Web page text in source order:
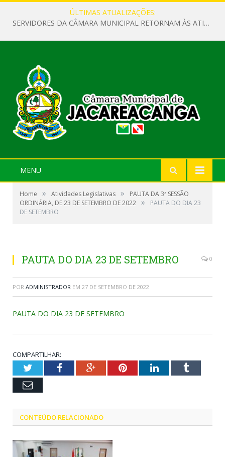
ÚLTIMAS ATUALIZAÇÕES:
SERVIDORES DA CÂMARA MUNICIPAL RETORNAM ÀS ATIVIDADES APÓS O RECESSO PARLAMENTAR
MENU
Home » Atividades Legislativas »
PAUTA DA 3ª SESSÃO
ORDINÁRIA, DE 23 DE SETEMBRO DE 2022 »
PAUTA DO DIA 23
DE SETEMBRO
PAUTA DO DIA 23 DE SETEMBRO 0
POR ADMINISTRADOR EM 27 DE SETEMBRO DE 2022
PAUTA DO DIA 23 DE SETEMBRO
COMPARTILHAR:
TwitterFacebookGoogle+PinterestLinkedInTumblr
Email
CONTEÚDO RELACIONADO